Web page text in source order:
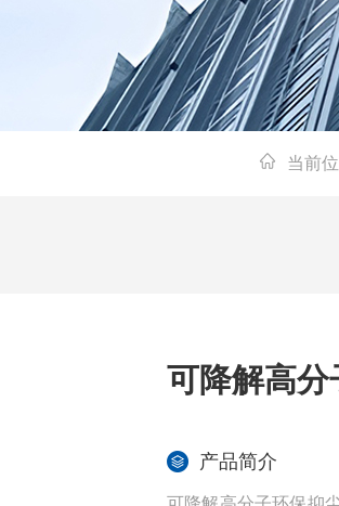
当前位
可降解高分
产品简介